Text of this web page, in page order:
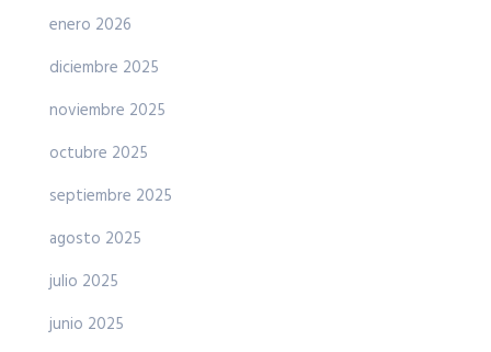
enero 2026
diciembre 2025
noviembre 2025
octubre 2025
septiembre 2025
agosto 2025
julio 2025
junio 2025